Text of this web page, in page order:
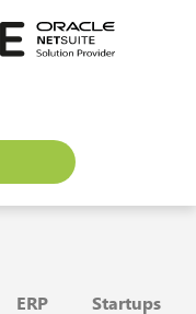
ERP Startups